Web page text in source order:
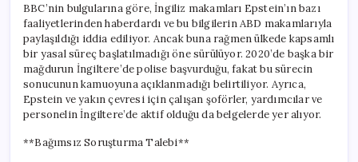
BBC’nin bulgularına göre, İngiliz makamları Epstein’ın bazı
faaliyetlerinden haberdardı ve bu bilgilerin ABD makamlarıyla
paylaşıldığı iddia ediliyor. Ancak buna rağmen ülkede kapsamlı
bir yasal süreç başlatılmadığı öne sürülüyor. 2020’de başka bir
mağdurun İngiltere’de polise başvurduğu, fakat bu sürecin
sonucunun kamuoyuna açıklanmadığı belirtiliyor. Ayrıca,
Epstein ve yakın çevresi için çalışan şoförler, yardımcılar ve
personelin İngiltere’de aktif olduğu da belgelerde yer alıyor.
**Bağımsız Soruşturma Talebi**